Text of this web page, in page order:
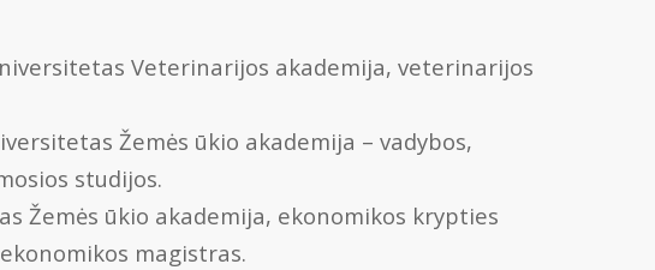
Veterinarijos akademija, veterinarijos
Žemės ūkio akademija – vadybos,
studijos.
Žemės ūkio akademija, ekonomikos krypties
magistras.